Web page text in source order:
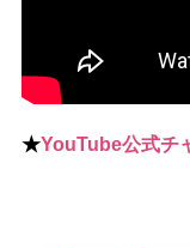
★YouTube公式チ